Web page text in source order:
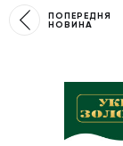
ПОПЕРЕДНЯ
НОВИНА